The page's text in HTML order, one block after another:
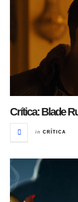
Crítica: Blade
in CRÍTICA